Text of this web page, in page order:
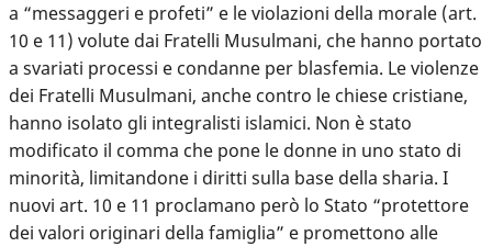
a “messaggeri e profeti” e le violazioni della morale (art.
10 e 11) volute dai Fratelli Musulmani, che hanno portato
a svariati processi e condanne per blasfemia. Le violenze
dei Fratelli Musulmani, anche contro le chiese cristiane,
hanno isolato gli integralisti islamici. Non è stato
modificato il comma che pone le donne in uno stato di
minorità, limitandone i diritti sulla base della sharia. I
nuovi art. 10 e 11 proclamano però lo Stato “protettore
dei valori originari della famiglia” e promettono alle